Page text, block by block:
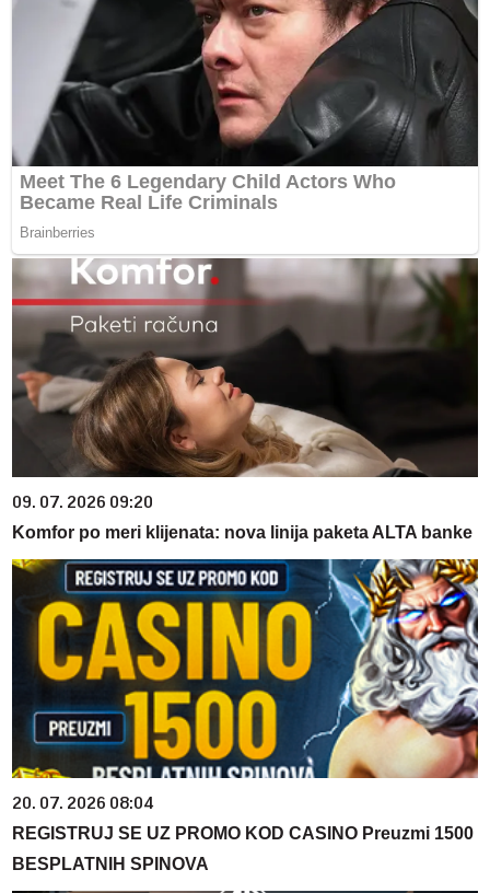
09. 07. 2026 09:20
Komfor po meri klijenata: nova linija paketa ALTA banke
20. 07. 2026 08:04
REGISTRUJ SE UZ PROMO KOD CASINO Preuzmi 1500
BESPLATNIH SPINOVA